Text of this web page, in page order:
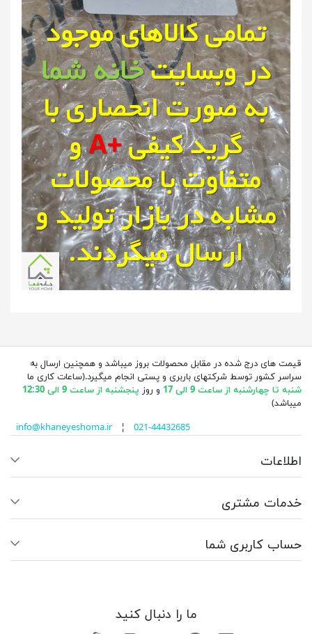
قیمت های درج شده در مقابل محصولات بروز میباشد و همچنین ارسال به
سراسر کشور توسط شرکتهای باربری و پستی انجام میگیرد.(ساعات کاری ما
شنبه تا چهارشنبه از ساعت 9 الی 17
و روز پنجشنبه از ساعت 9 الی 12:30
میباشد)
info@khaneyeshoma.ir¦ 021-44432685
اطلاعات
خدمات مشتری
حساب کاربری شما
ما را دنبال کنید